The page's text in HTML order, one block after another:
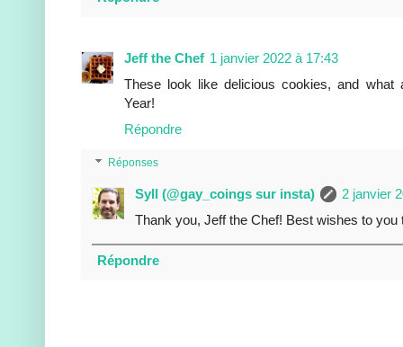
Jeff the Chef 1 janvier 2022 à 17:43
These look like delicious cookies, and what
Year!
Répondre
Réponses
Syll (@gay_coings sur insta)
2 janvier
Thank you, Jeff the Chef! Best wishes to you
Répondre